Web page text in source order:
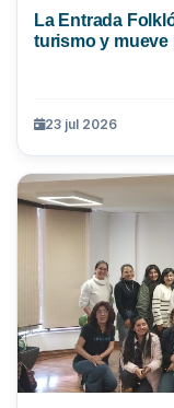
La Entrada
turismo y mueve
23 jul 2026